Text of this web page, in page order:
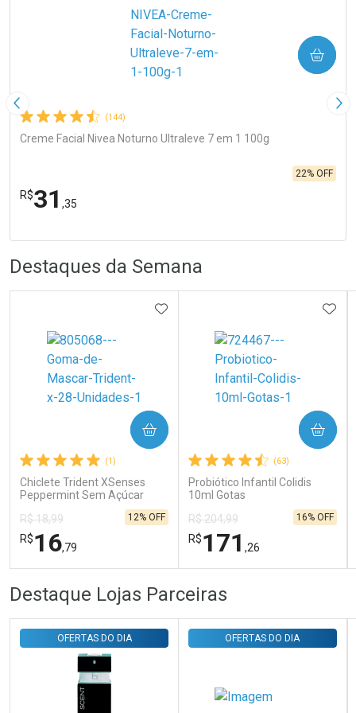
Imagem Anterior
(144)
Creme Facial Nivea Noturno Ultraleve 7 em 1 100g
R$31 ,35
22% OFF
COMPRAR
Laboratório
Ativar Desconto
Comprar sem Desconto
Por R$ 31,35/cada
Por Menos
Comprar sem Desconto
Por R$ 31,35/cada
Destaques da Semana
(1)
Chiclete Trident XSenses
Peppermint Sem Açúcar
R$ 18,99
R$16,79
12% OFF
ADICIONAR AOS FAVORITOS
COMPRAR
FECHAR
Laboratório
FECHAR
Por Menos
(63)
Probiótico Infantil Colidis
10ml Gotas
R$ 204,99
R$171 ,26
16% OFF
COMPRAR
Por Menos
Destaque Lojas Parceiras
OFERTAS DO DIA OFERTAS DO DIA